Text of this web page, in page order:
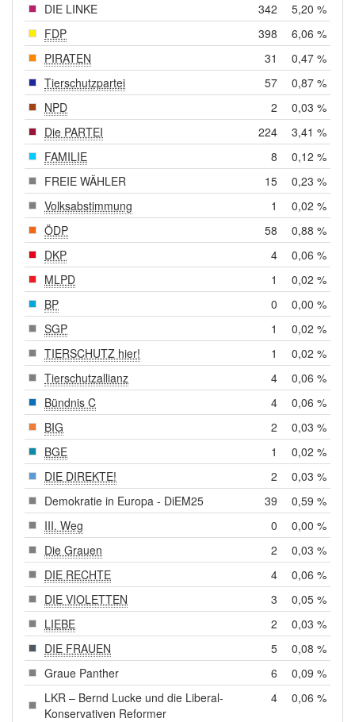
DIE LINKE
342
5,20 %
FDP
398
6,06 %
PIRATEN
31
0,47 %
Tierschutzpartei
57
0,87 %
NPD
2
0,03 %
Die PARTEI
224
3,41 %
FAMILIE
8
0,12 %
FREIE WÄHLER
15
0,23 %
Volksabstimmung
1
0,02 %
ÖDP
58
0,88 %
DKP
4
0,06 %
MLPD
1
0,02 %
BP
0
0,00 %
SGP
1
0,02 %
TIERSCHUTZ hier!
1
0,02 %
Tierschutzallianz
4
0,06 %
Bündnis C
4
0,06 %
BIG
2
0,03 %
BGE
1
0,02 %
DIE DIREKTE!
2
0,03 %
Demokratie in Europa - DiEM25
39
0,59 %
III. Weg
0
0,00 %
Die Grauen
2
0,03 %
DIE RECHTE
4
0,06 %
DIE VIOLETTEN
3
0,05 %
LIEBE
2
0,03 %
DIE FRAUEN
5
0,08 %
Graue Panther
6
0,09 %
LKR – Bernd Lucke und die Liberal-
Konservativen Reformer
4 0,06 %